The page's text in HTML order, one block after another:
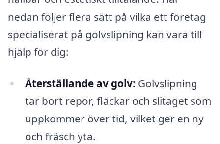
nedan följer flera sätt på vilka ett företag
specialiserat på golvslipning kan vara till
hjälp för dig:
Återställande av golv: Golvslipning
tar bort repor, fläckar och slitaget som
uppkommer över tid, vilket ger en ny
och fräsch yta.